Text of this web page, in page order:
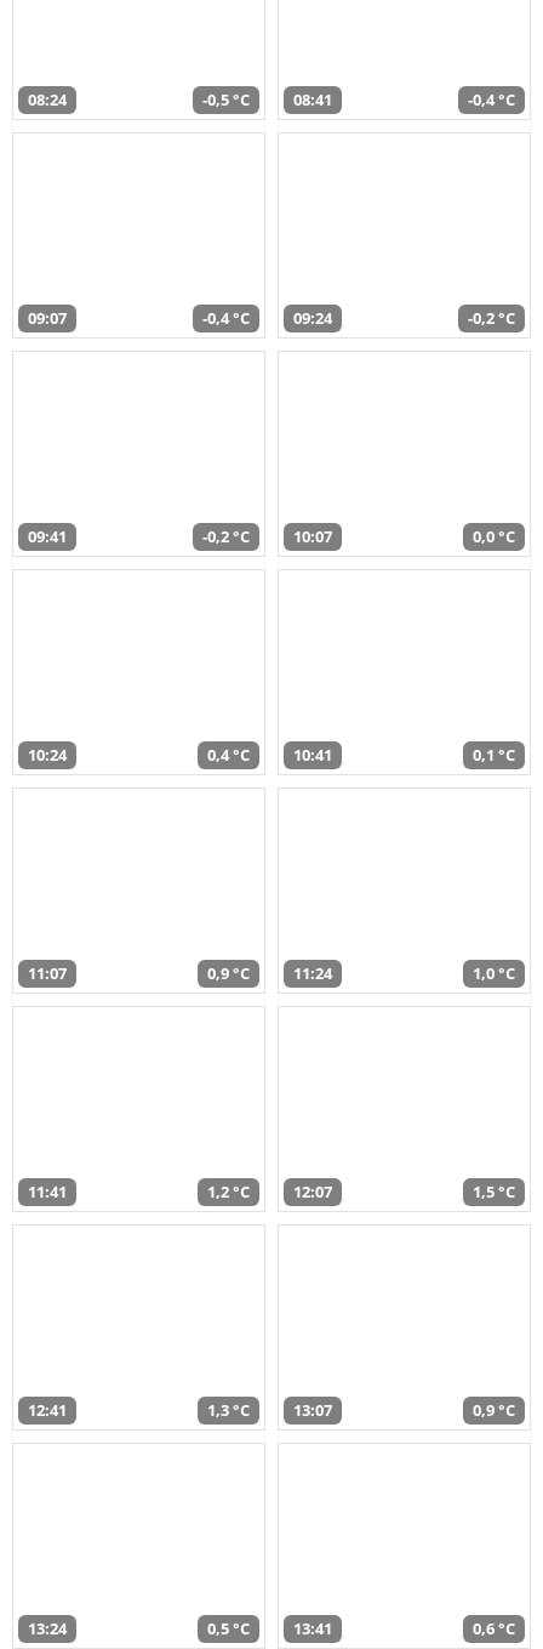
08:24 -0,5 °C 08:41 -0,4 °C
09:07 -0,4 °C 09:24 -0,2 °C
09:41 -0,2 °C 10:07 0,0 °C
10:24 0,4 °C 10:41 0,1 °C
11:07 0,9 °C 11:24 1,0 °C
11:41 1,2 °C 12:07 1,5 °C
12:41 1,3 °C 13:07 0,9 °C
13:24 0,5 °C 13:41 0,6 °C